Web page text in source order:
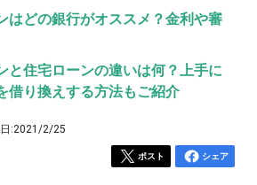
はどの銀行がオススメ？金利や審
と住宅ローンの違いは何？上手に
借り換えする方法もご紹介
:2021/2/25
ポスト シェア